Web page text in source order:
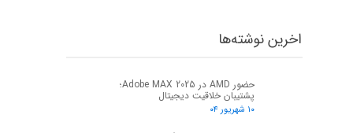
اخرین نوشته‌ها
حضور AMD در Adobe MAX 2025؛
پشتیبان خلاقیت دیجیتال
۱۰ شهریور ۰۴